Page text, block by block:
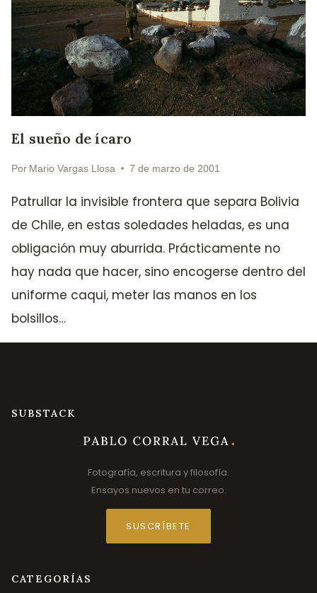
El sueño de ícaro
Por Mario Vargas Llosa 7 de marzo de 2001
Patrullar la invisible frontera que separa Bolivia
de Chile, en estas soledades heladas, es una
obligación muy aburrida. Prácticamente no
hay nada que hacer, sino encogerse dentro del
uniforme caqui, meter las manos en los
bolsillos…
SUBSTACK
Fotografía, escritura y filosofía.
Ensayos nuevos en tu correo.
SUSCRÍBETE
CATEGORÍAS